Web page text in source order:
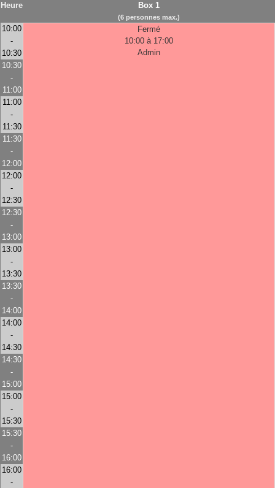
Heure Box 1
(6 personnes max.)
10:00
-
10:30
Fermé
10:00 à 17:00
Admin
10:30
-
11:00
11:00
-
11:30
11:30
-
12:00
12:00
-
12:30
12:30
-
13:00
13:00
-
13:30
13:30
-
14:00
14:00
-
14:30
14:30
-
15:00
15:00
-
15:30
15:30
-
16:00
16:00
-